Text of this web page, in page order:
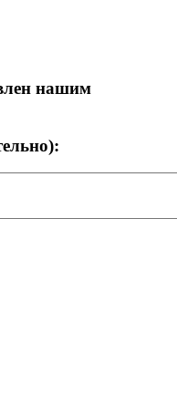
нашим